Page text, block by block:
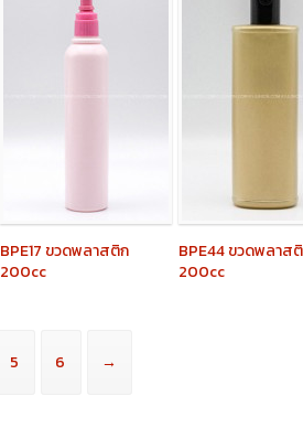
BPE17 ขวดพลาสติก
200cc
BPE44ขวดพลาส
200cc
5 6 →